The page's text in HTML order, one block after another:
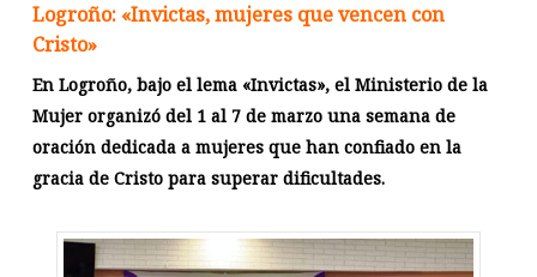
Logroño: «Invictas, mujeres que vencen con
Cristo»
En Logroño, bajo el lema «Invictas», el Ministerio de la
Mujer organizó del 1 al 7 de marzo una semana de
oración dedicada a mujeres que han confiado en la
gracia de Cristo para superar dificultades.